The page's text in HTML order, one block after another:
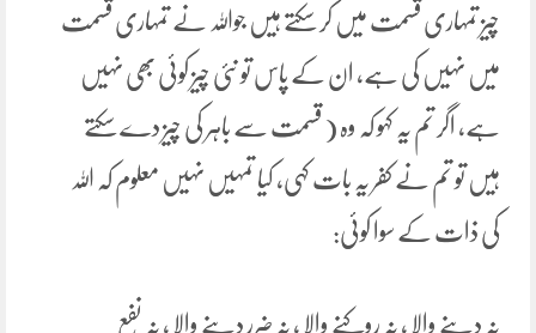
چیز تمہاری قسمت میں کر سکتے ہیں جواللہ نے تمہاری قسمت
میں نہیں کی ہے، ان کے پاس تو نئی چیز کوئی بھی نہیں
ہے، اگر تم یہ کہو کہ وہ ( قسمت سے باہر کی چیز دے سکتے
ہیں تو تم نے کفر یہ بات کہی، کیا تمہیں نہیں معلوم کہ اللہ
کی ذات کے سوا کوئی:
نہ دینے والا ، نہ روکنے والا ، نہ ضرر دینے والا ، نہ نفع